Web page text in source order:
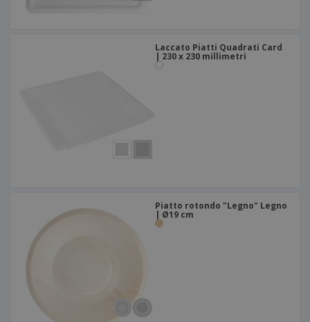
Laccato Piatti Quadrati Card
| 230 x 230 millimetri
Piatto rotondo "Legno" Legno
| Ø19 cm